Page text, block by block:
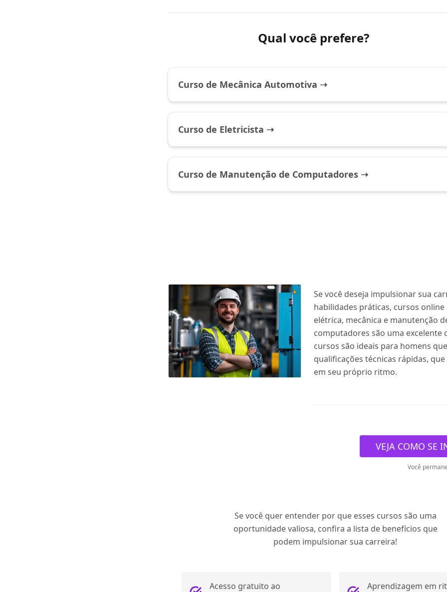
Qual você prefere?
Curso de Mecânica Automotiva ➝
Curso de Eletricista ➝
Curso de Manutenção de Computadores ➝
Se você deseja impulsionar sua
habilidades práticas, cursos
elétrica, mecânica e manutenção
computadores são uma excelente
cursos são ideais para homens
qualificações técnicas rápidas,
em seu próprio ritmo.
VEJA COMO SE
Você
Se você quer entender por que esses cursos são uma
oportunidade valiosa, confira a lista de benefícios que
podem impulsionar sua carreira!
Acesso gratuito ao
Aprendizagem em